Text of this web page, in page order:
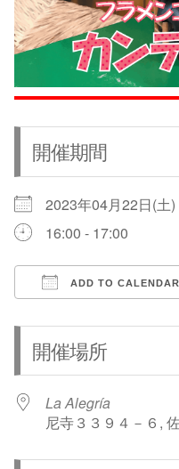
開催期間
2023年04月22日(土)
16:00 - 17:00
ADD TO CALENDAR
開催場所
La Alegría
尼寺３３９４－６,